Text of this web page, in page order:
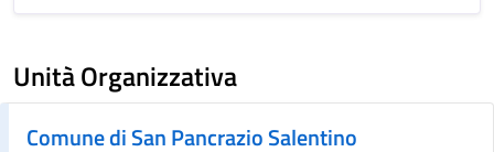
Unità Organizzativa
Comune di San Pancrazio Salentino